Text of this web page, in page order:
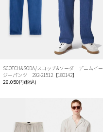
SCOTCH&SODA/スコッチ&ソーダ デニムイー
ジーパンツ 292-21512【180142】
28,050円(税込)